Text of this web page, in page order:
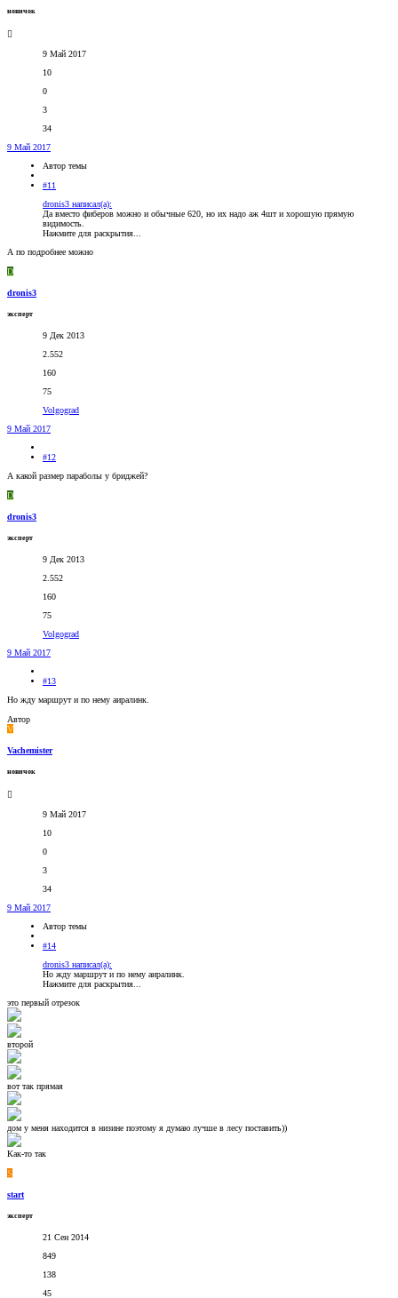
новичок
9 Май 2017
10
0
3
34
9 Май 2017
Автор темы
#11
dronis3 написал(а):
Да вместо фиберов можно и обычные 620, но их надо аж 4шт и хорошую прямую
видимость.
Нажмите для раскрытия...
А по подробнее можно
D
dronis3
эксперт
9 Дек 2013
2.552
160
75
Volgograd
9 Май 2017
#12
А какой размер параболы у бриджей?
D
dronis3
эксперт
9 Дек 2013
2.552
160
75
Volgograd
9 Май 2017
#13
Но жду маршрут и по нему аиралинк.
Автор
V
Vachemister
новичок
9 Май 2017
10
0
3
34
9 Май 2017
Автор темы
#14
dronis3 написал(а):
Но жду маршрут и по нему аиралинк.
Нажмите для раскрытия...
это первый отрезок
второй
вот так прямая
дом у меня находится в низине поэтому я думаю лучше в лесу поставить))
Как-то так
S
start
эксперт
21 Сен 2014
849
138
45